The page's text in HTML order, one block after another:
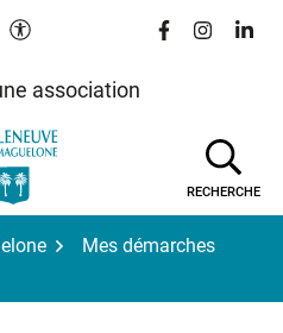
Paramètres d'accessibilité
Lien vers le
Lien vers
Lien
association
RECHERCHE
Mes démarches